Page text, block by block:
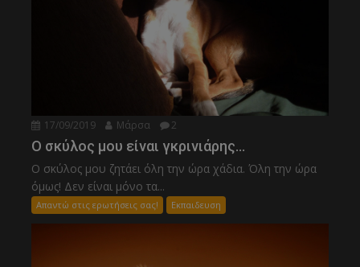
17/09/2019 Μάρσα 2
Ο σκύλος μου είναι γκρινιάρης…
Ο σκύλος μου ζητάει όλη την ώρα χάδια. Όλη την ώρα
όμως! Δεν είναι μόνο τα...
Απαντώ στις ερωτήσεις σας! Εκπαιδευση